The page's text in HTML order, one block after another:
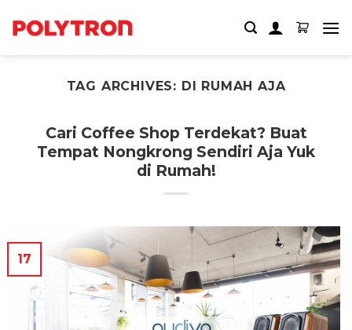
TAG ARCHIVES: DI RUMAH AJA
Cari Coffee Shop Terdekat? Buat
Tempat Nongkrong Sendiri Aja Yuk
di Rumah!
17